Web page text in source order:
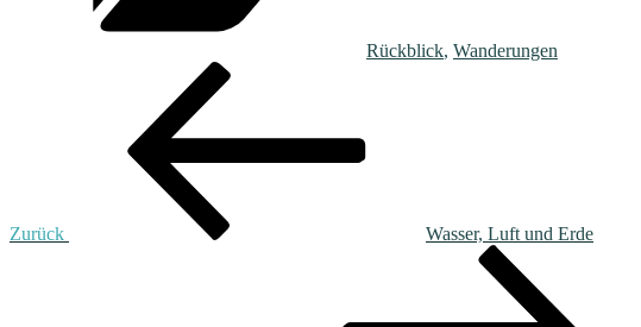
Rückblick, Wanderungen
Beitragsnavigation
Zurück
Wasser, Luft und Erde